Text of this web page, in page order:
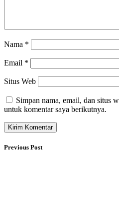
Nama *
Email *
Situs Web
Simpan nama, email, dan situs
untuk komentar saya berikutnya.
Previous Post